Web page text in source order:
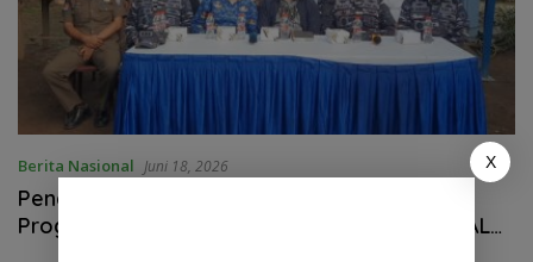
Berita Nasional Juni 18, 2026
Penanaman Perdana dan Press Release
Program Ketahanan Pangan, Kodaeral I TNI AL
X